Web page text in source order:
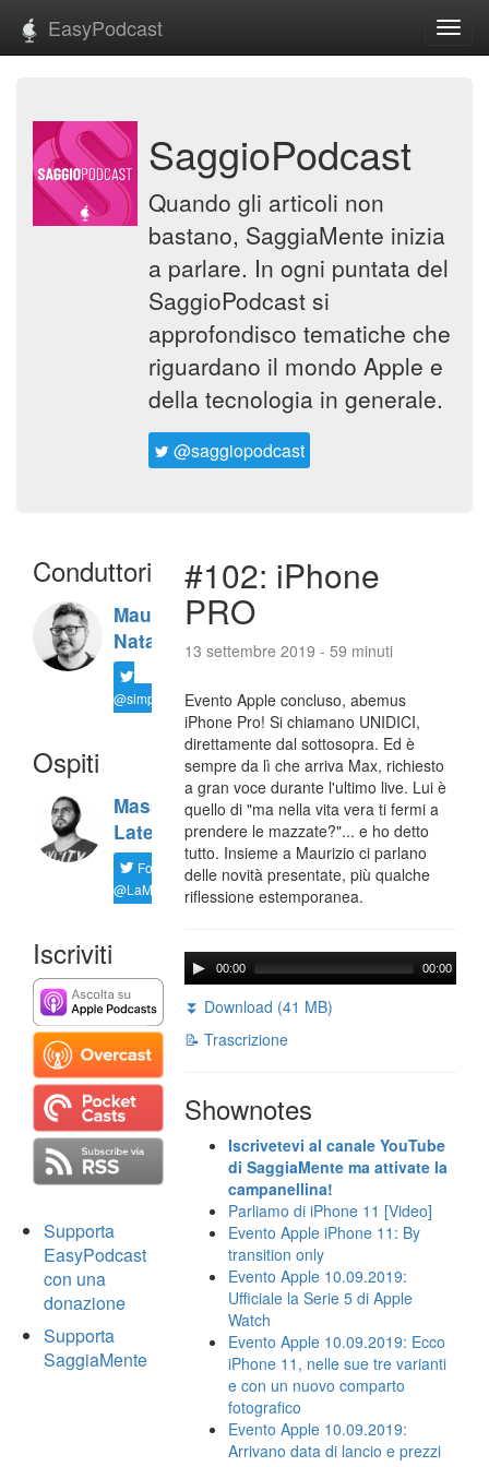
EasyPodcast
SaggioPodcast
Quando gli articoli non
bastano, SaggiaMente inizia
a parlare. In ogni puntata del
SaggioPodcast si
approfondisco tematiche che
riguardano il mondo Apple e
della tecnologia in generale.
@saggiopodcast
Conduttori
Maurizio
Natali
@simplemal
Ospiti
Massimiliano
Latella
Follow
@LaMaxImages
Iscriviti
Supporta
EasyPodcast
con una
donazione
Supporta
SaggiaMente
#102: iPhone
PRO
13 settembre 2019 - 59 minuti
Evento Apple concluso, abemus
iPhone Pro! Si chiamano UNIDICI,
direttamente dal sottosopra. Ed è
sempre da lì che arriva Max, richiesto
a gran voce durante l'ultimo live. Lui è
quello di "ma nella vita vera ti fermi a
prendere le mazzate?"... e ho detto
tutto. Insieme a Maurizio ci parlano
delle novità presentate, più qualche
riflessione estemporanea.
00:00 00:00
⏬ Download (41 MB)
📝 Trascrizione
Shownotes
Iscrivetevi al canale YouTube
di SaggiaMente ma attivate la
campanellina!
Parliamo di iPhone 11 [Video]
Evento Apple iPhone 11: By
transition only
Evento Apple 10.09.2019:
Ufficiale la Serie 5 di Apple
Watch
Evento Apple 10.09.2019: Ecco
iPhone 11, nelle sue tre varianti
e con un nuovo comparto
fotografico
Evento Apple 10.09.2019:
Arrivano data di lancio e prezzi